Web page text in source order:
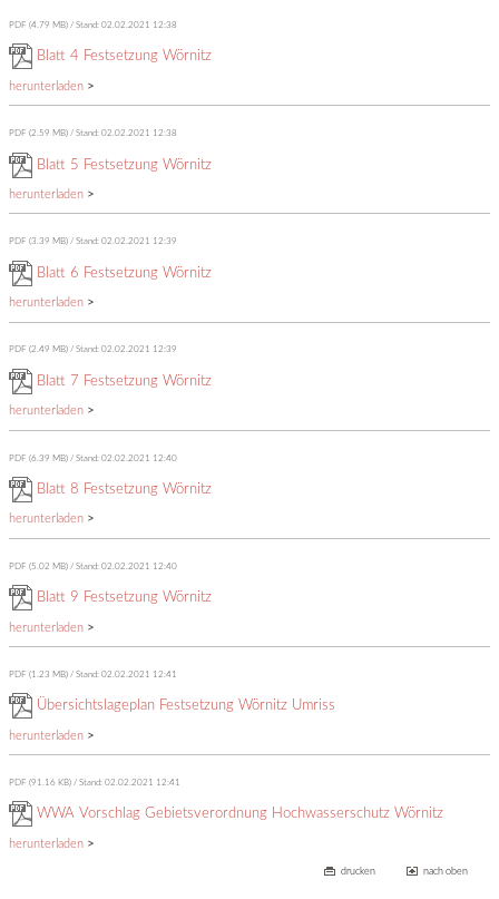
PDF (4.79 MB) Stand: 02.02.2021 12:38
Blatt 4 Festsetzung Wörnitz
herunterladen >
PDF (2.59 MB) Stand: 02.02.2021 12:38
Blatt 5 Festsetzung Wörnitz
herunterladen >
PDF (3.39 MB) Stand: 02.02.2021 12:39
Blatt 6 Festsetzung Wörnitz
herunterladen >
PDF (2.49 MB) Stand: 02.02.2021 12:39
Blatt 7 Festsetzung Wörnitz
herunterladen >
PDF (6.39 MB) Stand: 02.02.2021 12:40
Blatt 8 Festsetzung Wörnitz
herunterladen >
PDF (5.02 MB) Stand: 02.02.2021 12:40
Blatt 9 Festsetzung Wörnitz
herunterladen >
PDF (1.23 MB) Stand: 02.02.2021 12:41
Übersichtslageplan Festsetzung Wörnitz Umriss
herunterladen >
PDF (91.16 KB) Stand: 02.02.2021 12:41
WWA Vorschlag Gebietsverordnung Hochwasserschutz Wörnitz
herunterladen >
drucken nach oben